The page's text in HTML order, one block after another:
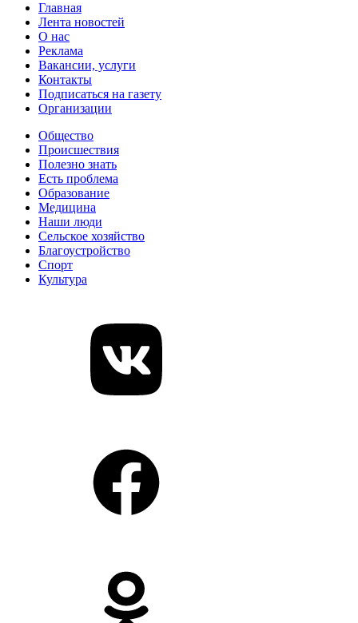
Главная
Лента новостей
О нас
Реклама
Вакансии, услуги
Контакты
Подписаться на газету
Организации
Общество
Происшествия
Полезно знать
Есть проблема
Образование
Медицина
Наши люди
Сельское хозяйство
Благоустройство
Спорт
Культура